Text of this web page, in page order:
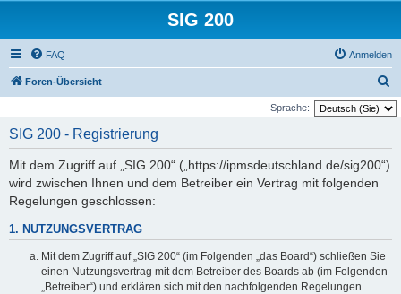
SIG 200
FAQ Anmelden
Foren-Übersicht
u
Sprache:
SIG 200 - Registrierung
Mit dem Zugriff auf „SIG 200“ („https://ipmsdeutschland.de/sig200“)
wird zwischen Ihnen und dem Betreiber ein Vertrag mit folgenden
Regelungen geschlossen:
1. NUTZUNGSVERTRAG
Mit dem Zugriff auf „SIG 200“ (im Folgenden „das Board“) schließen Sie
einen Nutzungsvertrag mit dem Betreiber des Boards ab (im Folgenden
„Betreiber“) und erklären sich mit den nachfolgenden Regelungen